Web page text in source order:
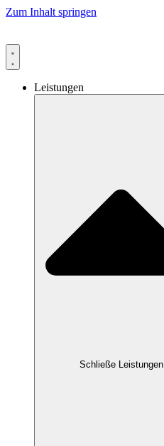
Zum Inhalt springen
Leistungen
Schließe Leistungen